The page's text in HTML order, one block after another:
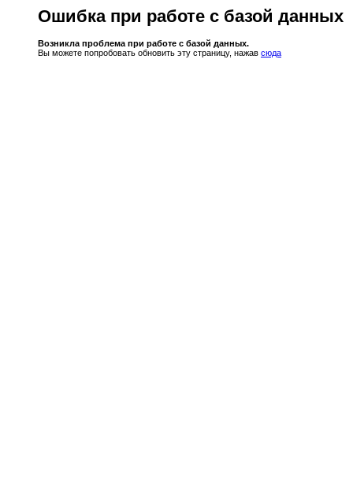
Ошибка при работе с базой данных
Возникла проблема при работе с базой данных.
Вы можете попробовать обновить эту страницу, нажав сюда